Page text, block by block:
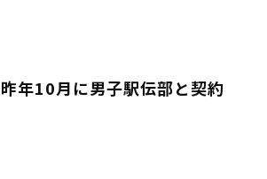
年10月に男子駅伝部と契約